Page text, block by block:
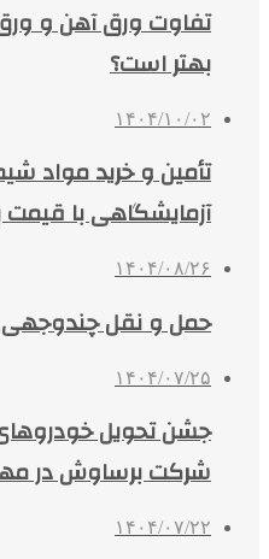
تفاوت ورق آهن و
بهتر است؟
۱۴۰۴/۱۰/۰۲
تأمین و خرید مواد
آزمایشگاهی با
۱۴۰۴/۰۸/۲۶
حمل و نقل چندوجهی
۱۴۰۴/۰۷/۲۵
جشن تحویل
شرکت برساوش در
۱۴۰۴/۰۷/۲۲